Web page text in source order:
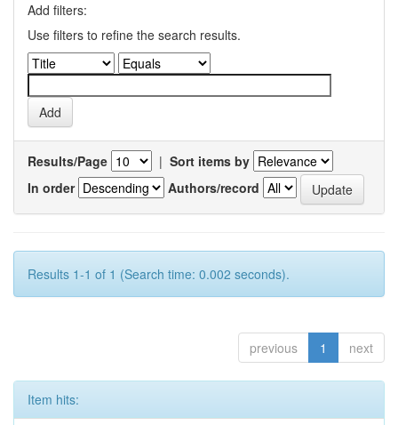
Add filters:
Use filters to refine the search results.
Results/Page | Sort items by
In order
Authors/record
Results 1-1 of 1 (Search time: 0.002 seconds).
previous 1 next
Item hits: